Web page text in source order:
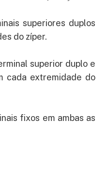
superiores duplos
do zíper.
superior duplo e
cada extremidade do
fixos em ambas as